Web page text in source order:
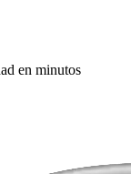
en minutos